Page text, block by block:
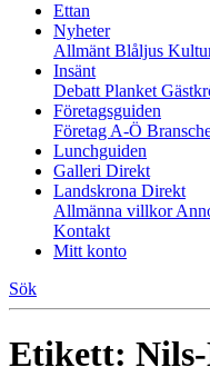
Ettan
Nyheter
Allmänt Blåljus
Insänt
Debatt Planket
Företagsguiden
Företag A-Ö
Lunchguiden
Galleri Direkt
Landskrona Direkt
Allmänna villkor
Kontakt
Mitt konto
Sök
Etikett: